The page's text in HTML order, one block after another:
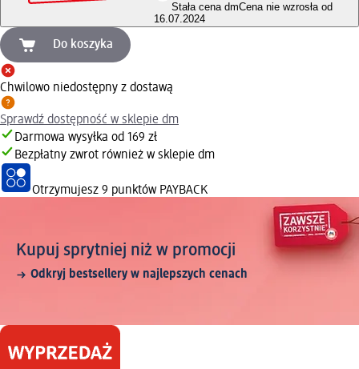
Stała cena dmCena nie wzrosła od
16.07.2024
Do koszyka
Chwilowo niedostępny z dostawą
Sprawdź dostępność w sklepie dm
Darmowa wysyłka od 169 zł
Bezpłatny zwrot również w sklepie dm
Otrzymujesz 9 punktów PAYBACK
Kupuj sprytniej niż w promocji
Odkryj bestsellery w najlepszych cenach